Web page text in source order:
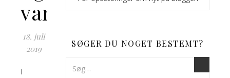
vaniliecreme
18. juli
2019
I
SØGER DU NOGET BESTEMT?